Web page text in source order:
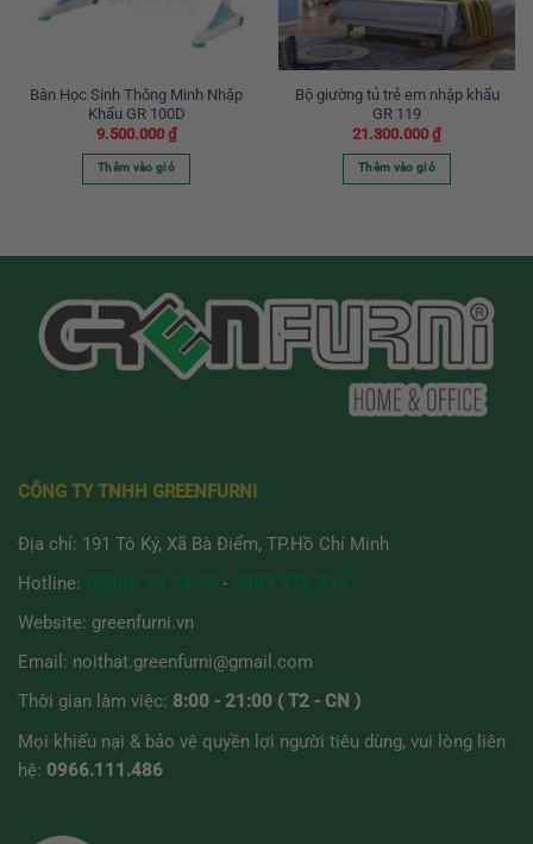
Bàn Học Sinh Thông Minh Nhập
Khẩu GR 100D
9.500.000 ₫
Thêm vào giỏ
Bộ giường tủ trẻ em nhập khẩu
GR 119
21.300.000 ₫
Thêm vào giỏ
CÔNG TY TNHH GREENFURNI
Địa chỉ: 191 Tô Ký, Xã Bà Điểm, TP.Hồ Chí Minh
Hotline:
-
Website: greenfurni.vn
Email: noithat.greenfurni@gmail.com
Thời gian làm việc: 8:00 - 21:00 ( T2 - CN )
Mọi khiếu nại & bảo vệ quyền lợi người tiêu dùng, vui lòng liên
hệ: 0966.111.486